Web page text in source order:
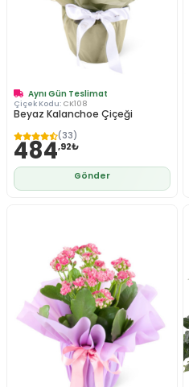
Aynı Gün Teslimat
Çiçek Kodu: CK108
Beyaz Kalanchoe Çiçeği
(33)
484,92₺
Gönder